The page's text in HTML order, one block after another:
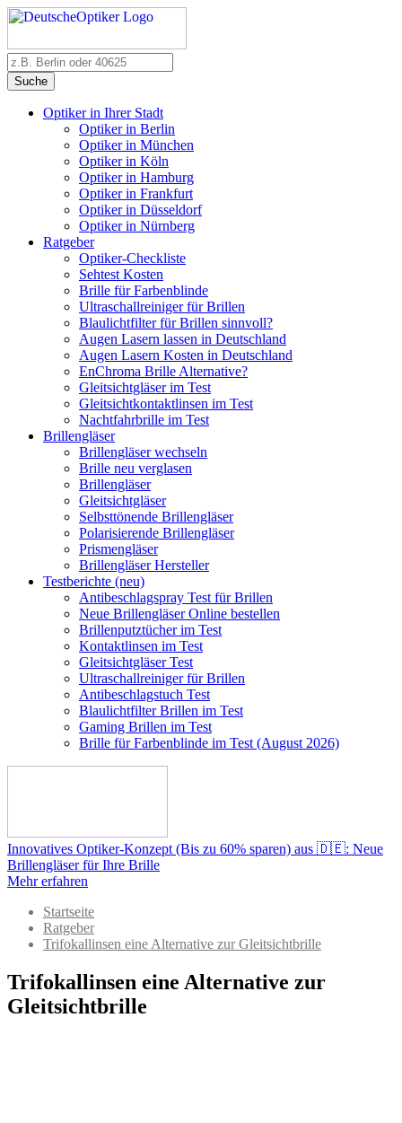
Suche
Optiker in Ihrer Stadt
Optiker in Berlin
Optiker in München
Optiker in Köln
Optiker in Hamburg
Optiker in Frankfurt
Optiker in Düsseldorf
Optiker in Nürnberg
Ratgeber
Optiker-Checkliste
Sehtest Kosten
Brille für Farbenblinde
Ultraschallreiniger für Brillen
Blaulichtfilter für Brillen sinnvoll?
Augen Lasern lassen in Deutschland
Augen Lasern Kosten in Deutschland
EnChroma Brille Alternative?
Gleitsichtgläser im Test
Gleitsichtkontaktlinsen im Test
Nachtfahrbrille im Test
Brillengläser
Brillengläser wechseln
Brille neu verglasen
Brillengläser
Gleitsichtgläser
Selbsttönende Brillengläser
Polarisierende Brillengläser
Prismengläser
Brillengläser Hersteller
Testberichte (neu)
Antibeschlagspray Test für Brillen
Neue Brillengläser Online bestellen
Brillenputztücher im Test
Kontaktlinsen im Test
Gleitsichtgläser Test
Ultraschallreiniger für Brillen
Antibeschlagstuch Test
Blaulichtfilter Brillen im Test
Gaming Brillen im Test
Brille für Farbenblinde im Test (August 2026)
Innovatives Optiker-Konzept (Bis zu 60% sparen) aus 🇩🇪: Neue
Brillengläser für Ihre Brille
Mehr erfahren
Startseite
Ratgeber
Trifokallinsen eine Alternative zur Gleitsichtbrille
Trifokallinsen eine Alternative zur
Gleitsichtbrille